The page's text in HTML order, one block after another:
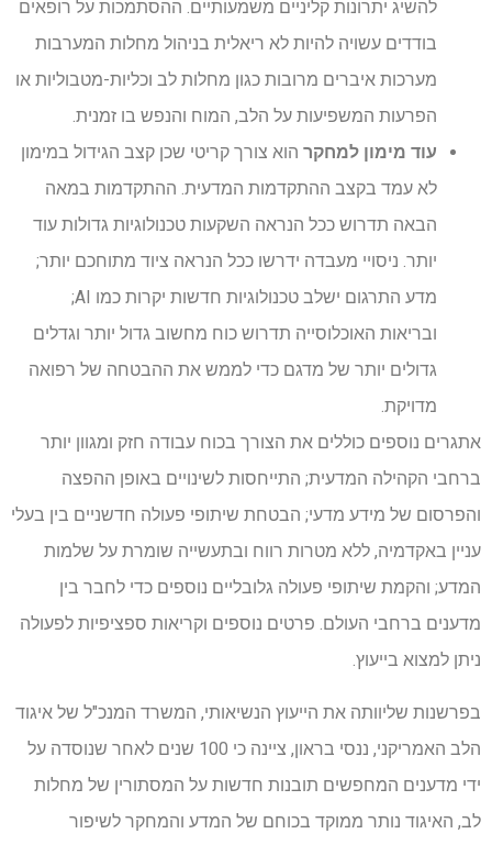
להשיג יתרונות קליניים משמעותיים. ההסתמכות על רופאים
בודדים עשויה להיות לא ריאלית בניהול מחלות המערבות
מערכות איברים מרובות כגון מחלות לב וכליות-מטבוליות או
הפרעות המשפיעות על הלב, המוח והנפש בו זמנית.
עוד מימון למחקר הוא צורך קריטי שכן קצב הגידול במימון
לא עמד בקצב ההתקדמות המדעית. ההתקדמות במאה
הבאה תדרוש ככל הנראה השקעות טכנולוגיות גדולות עוד
יותר. ניסויי מעבדה ידרשו ככל הנראה ציוד מתוחכם יותר;
מדע התרגום ישלב טכנולוגיות חדשות יקרות כמו AI;
ובריאות האוכלוסייה תדרוש כוח מחשוב גדול יותר וגדלים
גדולים יותר של מדגם כדי לממש את ההבטחה של רפואה
מדויקת.
אתגרים נוספים כוללים את הצורך בכוח עבודה חזק ומגוון יותר
ברחבי הקהילה המדעית; התייחסות לשינויים באופן ההפצה
והפרסום של מידע מדעי; הבטחת שיתופי פעולה חדשניים בין בעלי
עניין באקדמיה, ללא מטרות רווח ובתעשייה שומרת על שלמות
המדע; והקמת שיתופי פעולה גלובליים נוספים כדי לחבר בין
מדענים ברחבי העולם. פרטים נוספים וקריאות ספציפיות לפעולה
ניתן למצוא בייעוץ.
בפרשנות שליוותה את הייעוץ הנשיאותי, המשרד המנכ"ל של איגוד
הלב האמריקני, ננסי בראון, ציינה כי 100 שנים לאחר שנוסדה על
ידי מדענים המחפשים תובנות חדשות על המסתורין של מחלות
לב, האיגוד נותר ממוקד בכוחם של המדע והמחקר לשיפור